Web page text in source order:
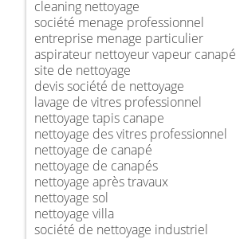
cleaning nettoyage
société menage professionnel
entreprise menage particulier
aspirateur nettoyeur vapeur canapé
site de nettoyage
devis société de nettoyage
lavage de vitres professionnel
nettoyage tapis canape
nettoyage des vitres professionnel
nettoyage de canapé
nettoyage de canapés
nettoyage après travaux
nettoyage sol
nettoyage villa
société de nettoyage industriel